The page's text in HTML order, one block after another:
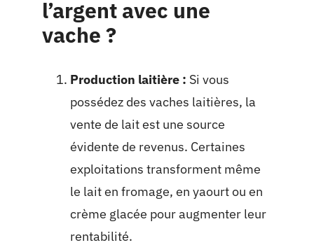
l’argent avec une
vache ?
Production laitière : Si vous
possédez des vaches laitières, la
vente de lait est une source
évidente de revenus. Certaines
exploitations transforment même
le lait en fromage, en yaourt ou en
crème glacée pour augmenter leur
rentabilité.